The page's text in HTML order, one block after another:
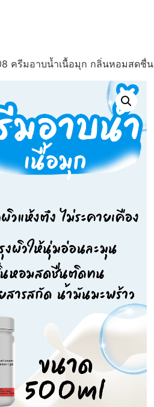
ครีมอาบน้ำเนื้อมุก กลิ่นหอมสดชื่น